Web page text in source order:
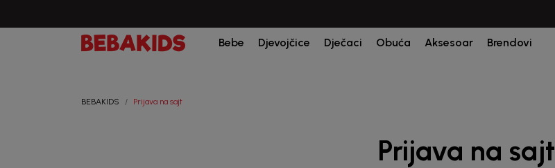
Bebe Djevojčice Dječaci Obuća Aksesoar Brendovi
BEBAKIDS Prijava na sajt
Prijava na sajt